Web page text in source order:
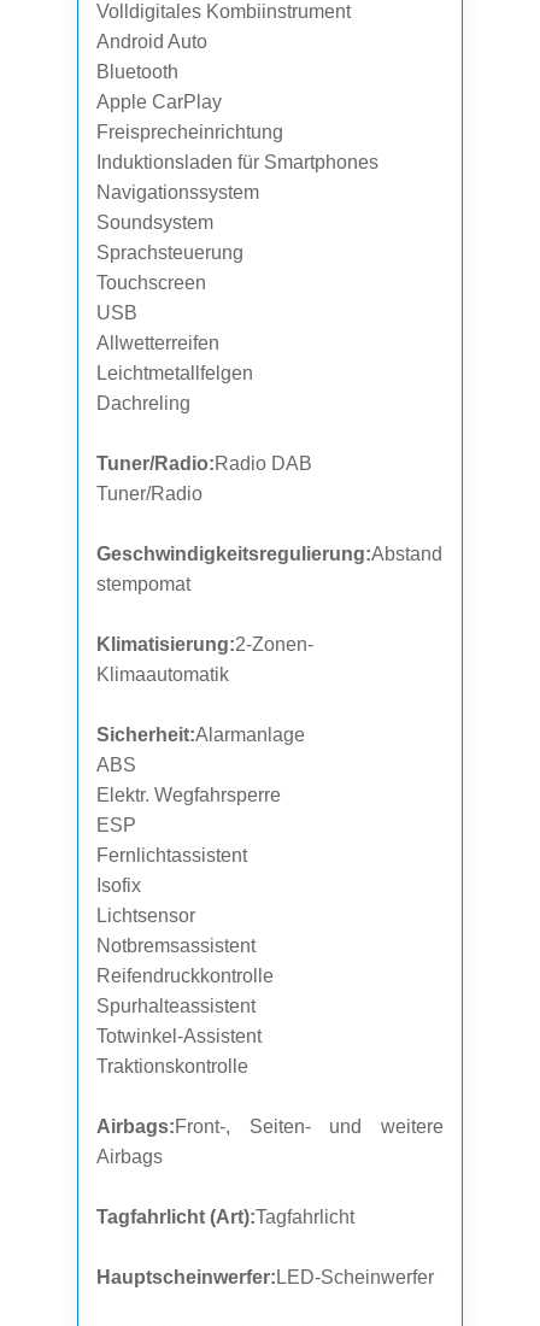
Volldigitales Kombiinstrument
Android Auto
Bluetooth
Apple CarPlay
Freisprecheinrichtung
Induktionsladen für Smartphones
Navigationssystem
Soundsystem
Sprachsteuerung
Touchscreen
USB
Allwetterreifen
Leichtmetallfelgen
Dachreling
Tuner/Radio:Radio DAB
Tuner/Radio
Geschwindigkeitsregulierung:Abstand
stempomat
Klimatisierung:2-Zonen-
Klimaautomatik
Sicherheit:Alarmanlage
ABS
Elektr. Wegfahrsperre
ESP
Fernlichtassistent
Isofix
Lichtsensor
Notbremsassistent
Reifendruckkontrolle
Spurhalteassistent
Totwinkel-Assistent
Traktionskontrolle
Airbags:Front-, Seiten- und weitere
Airbags
Tagfahrlicht (Art):Tagfahrlicht
Hauptscheinwerfer: LED-Scheinwerfer